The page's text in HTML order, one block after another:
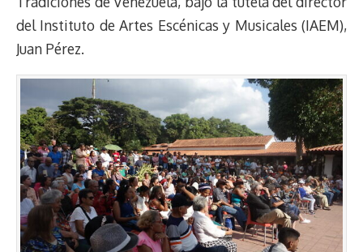
del Instituto de Artes Escénicas y Musicales (IAEM),
Juan Pérez.